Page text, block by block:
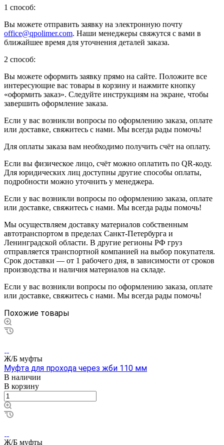
1 способ:
Вы можете отправить заявку на электронную почту
office@qpolimer.com. Наши менеджеры свяжутся с вами в
ближайшее время для уточнения деталей заказа.
2 способ:
Вы можете оформить заявку прямо на сайте. Положите все
интересующие вас товары в корзину и нажмите кнопку
«оформить заказ». Следуйте инструкциям на экране, чтобы
завершить оформление заказа.
Если у вас возникли вопросы по оформлению заказа, оплате
или доставке, свяжитесь с нами. Мы всегда рады помочь!
Для оплаты заказа вам необходимо получить счёт на оплату.
Если вы физическое лицо, счёт можно оплатить по QR-коду.
Для юридических лиц доступны другие способы оплаты,
подробности можно уточнить у менеджера.
Если у вас возникли вопросы по оформлению заказа, оплате
или доставке, свяжитесь с нами. Мы всегда рады помочь!
Мы осуществляем доставку материалов собственным
автотранспортом в пределах Санкт-Петербурга и
Ленинградской области. В другие регионы РФ груз
отправляется транспортной компанией на выбор покупателя.
Срок доставки — от 1 рабочего дня, в зависимости от сроков
производства и наличия материалов на складе.
Если у вас возникли вопросы по оформлению заказа, оплате
или доставке, свяжитесь с нами. Мы всегда рады помочь!
Похожие товары
Ж/Б муфты
Муфта для прохода через жби 110 мм
В наличии
В корзину
Ж/Б муфты